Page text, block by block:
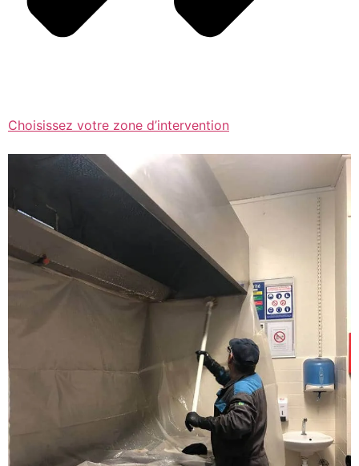
Choisissez votre zone d’intervention